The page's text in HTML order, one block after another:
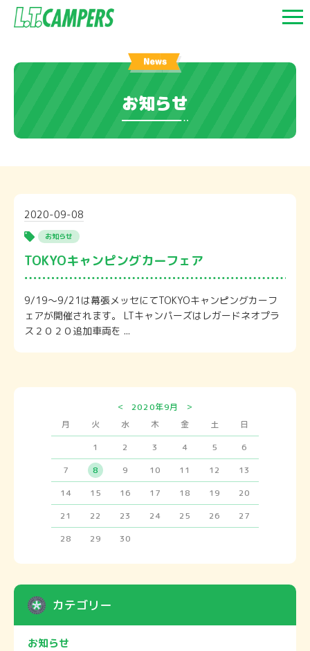
お知らせ
2020-09-08
お知らせ
TOKYOキャンピングカーフェア
9/19〜9/21は幕張メッセにてTOKYOキャンピングカーフ
ェアが開催されます。 LTキャンパーズはレガードネオプラ
ス２０２０追加車両を ...
< 2020年9月
>
月
火 水 木 金 土
日
1
2 3 4 5
6
7
8 9 10 11 12
13
14
15 16 17 18 19
20
21
22 23 24 25 26
27
28
29 30
カテゴリー
お知らせ